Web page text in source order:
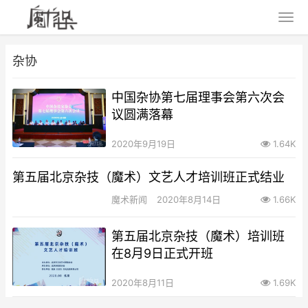
杂协
中国杂协第七届理事会第六次会
议圆满落幕
2020年9月19日 1.64K
第五届北京杂技（魔术）文艺人才培训班正式结业
魔术新闻 2020年8月14日 1.66K
第五届北京杂技（魔术）培训班
在8月9日正式开班
2020年8月11日 1.69K